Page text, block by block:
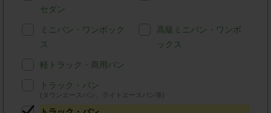
セダン
ミニバン・ワンボック
ス
高級ミニバン・ワンボ
ックス
軽トラック・商用バン
トラック・バン
(タウンエースバン、ライトエースバン等)